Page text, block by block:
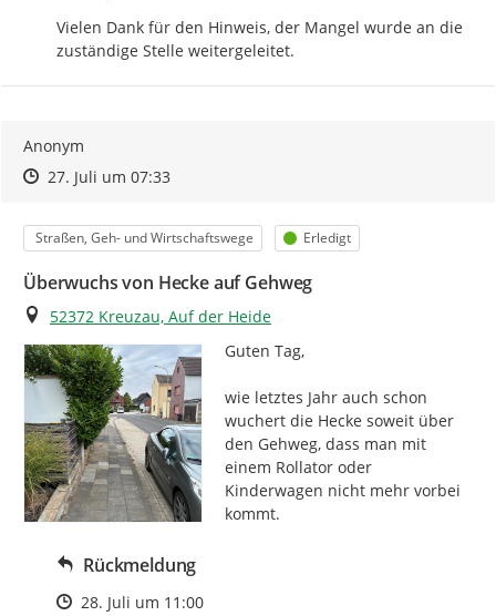
Vielen Dank für den Hinweis, der Mangel wurde an die
zuständige Stelle weitergeleitet.
Anonym
Zeitpunkt des Erstellens
Zeitpunkt des Erstellens
27. Juli um 07:33Zur Äußerung
Kategorie
Straßen, Geh- und Wirtschaftswege Status
Erledigt
Überwuchs von Hecke auf Gehweg
Ort
52372 Kreuzau, Auf der Heide
Guten Tag,
wie letztes Jahr auch schon
wuchert die Hecke soweit über
den Gehweg, dass man mit
einem Rollator oder
Kinderwagen nicht mehr vorbei
kommt.
Rückmeldung
Zeitpunkt des Erstellens
28. Juli um 11:00